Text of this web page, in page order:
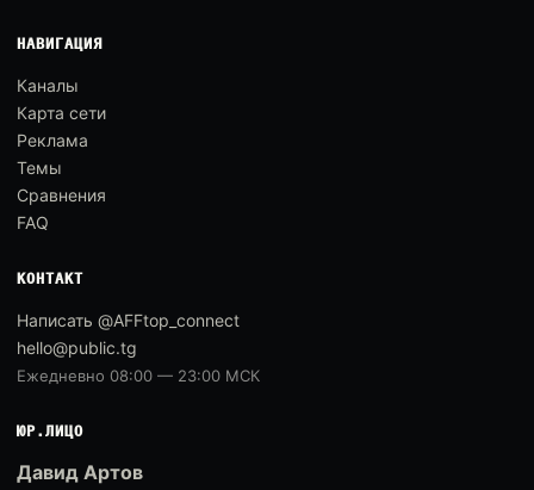
НАВИГАЦИЯ
Каналы
Карта сети
Реклама
Темы
Сравнения
FAQ
КОНТАКТ
Написать @AFFtop_connect
hello@public.tg
Ежедневно 08:00 — 23:00 МСК
ЮР.ЛИЦО
Давид Артов